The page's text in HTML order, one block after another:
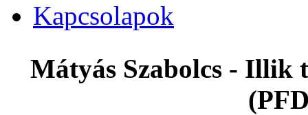
Kapcsolapok
Mátyás Szabolcs - Illik